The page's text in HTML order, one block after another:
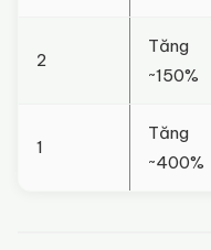
2
Tăng
~150%
1
Tăng
~400%